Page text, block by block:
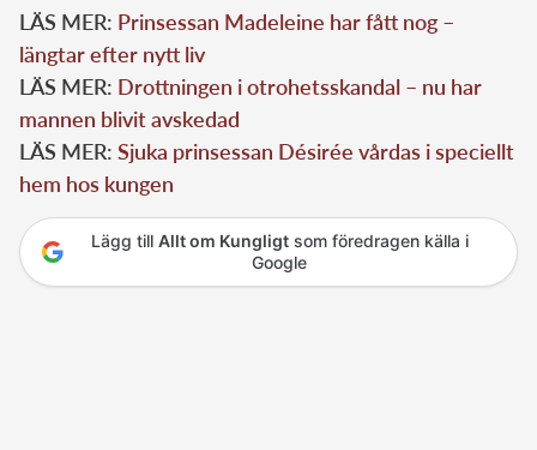
LÄS MER: Prinsessan Madeleine har fått nog –
längtar efter nytt liv
LÄS MER: Drottningen i otrohetsskandal – nu har
mannen blivit avskedad
LÄS MER: Sjuka prinsessan Désirée vårdas i speciellt
hem hos kungen
Lägg till Allt om Kungligtsom föredragen källa i
Google